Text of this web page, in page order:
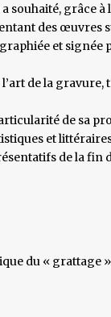
souhaité, grâce à
des œuvres
et signée
de la gravure,
de sa
et
de la fin
du « grattage »